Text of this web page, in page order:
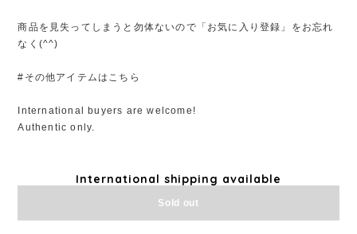
商品を見失ってしまうと勿体ないので「お気に入り登録」をお忘れ
なく(^^)
#その他アイテムはこちら
International buyers are welcome!
Authentic only.
International shipping available
Sold out